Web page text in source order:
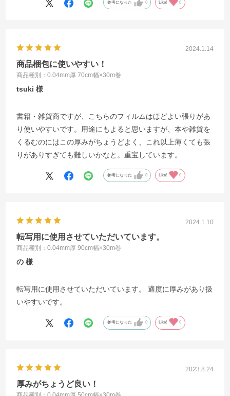
参考になった 0 Like! 0
2024.1.14
商品梱包に使いやすい！
商品種別：0.04mm厚 70cm幅×30m巻
tsuki
書籍・雑貨商ですが、こちらのフィルムはほどよい張りがあ
り使いやすいです。用途にもよると思いますが、本や雑貨を
くるむのにはこの厚みがちょうどよく、これ以上薄くても張
りがありすぎても難しいかなと。重宝しています。
参考になった 0 Like! 0
2024.1.10
転写用に使用させていただいています。
商品種別：0.04mm厚 90cm幅×30m巻
の
転写用に使用させていただいています。 適度に厚みがあり扱
いやすいです。
参考になった 0 Like! 0
2023.8.24
厚みがちょうど良い！